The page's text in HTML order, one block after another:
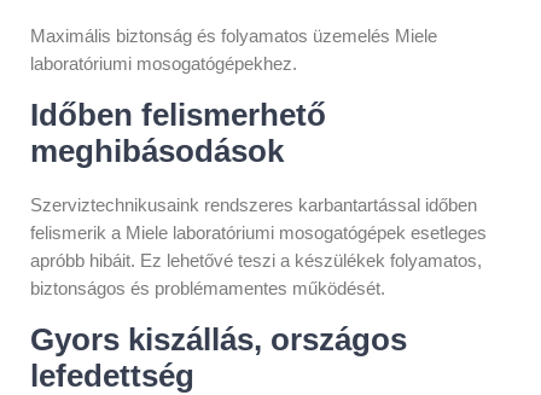
Maximális biztonság és folyamatos üzemelés Miele
laboratóriumi mosogatógépekhez.
Időben felismerhető
meghibásodások
Szerviztechnikusaink rendszeres karbantartással időben
felismerik a Miele laboratóriumi mosogatógépek esetleges
apróbb hibáit. Ez lehetővé teszi a készülékek folyamatos,
biztonságos és problémamentes működését.
Gyors kiszállás, országos
lefedettség